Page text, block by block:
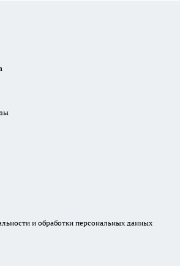
и обработки персональных данных